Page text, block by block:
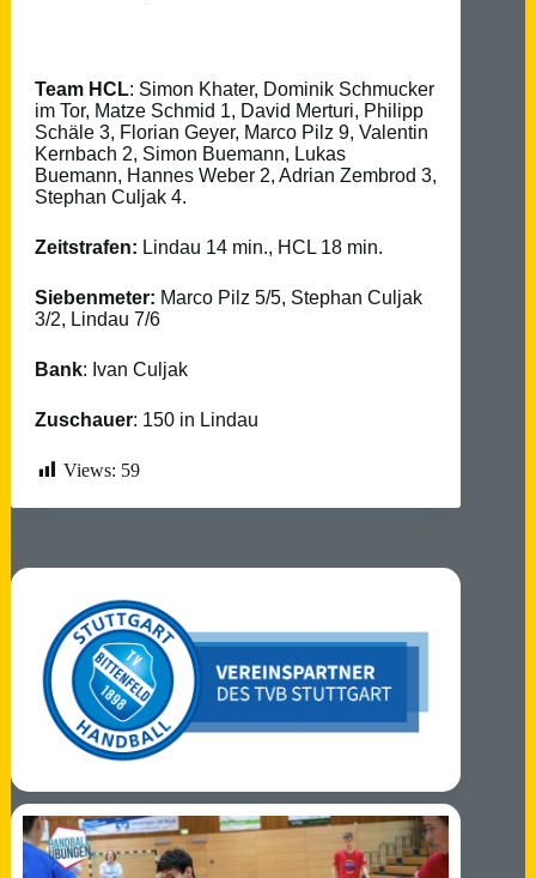
Team HCL: Simon Khater, Dominik Schmucker
im Tor, Matze Schmid 1, David Merturi, Philipp
Schäle 3, Florian Geyer, Marco Pilz 9, Valentin
Kernbach 2, Simon Buemann, Lukas
Buemann, Hannes Weber 2, Adrian Zembrod 3,
Stephan Culjak 4.
Zeitstrafen: Lindau 14 min., HCL 18 min.
Siebenmeter: Marco Pilz 5/5, Stephan Culjak
3/2, Lindau 7/6
Bank: Ivan Culjak
Zuschauer: 150 in Lindau
Views: 59